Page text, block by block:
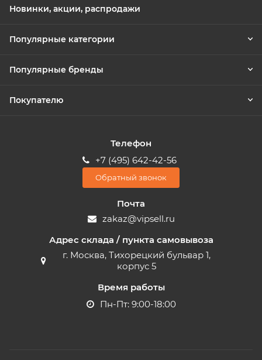
Новинки, акции, распродажи
Популярные категории
Популярные бренды
Покупателю
Телефон
+7 (495) 642-42-56
Обратный звонок
Почта
zakaz@vipsell.ru
Адрес склада / пункта самовывоза
г. Москва, Тихорецкий бульвар 1,
корпус 5
Время работы
Пн-Пт: 9:00-18:00